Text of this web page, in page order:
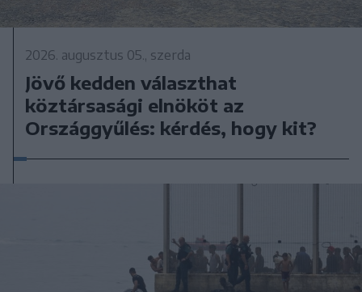
2026. augusztus 05., szerda
Jövő kedden választhat
köztársasági elnököt az
Országgyűlés: kérdés, hogy kit?